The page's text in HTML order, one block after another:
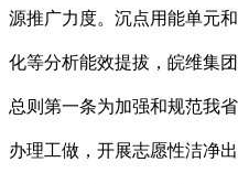
源推广力度。沉点用能单元
化等分析能效提拔，皖维集
总则第一条为加强和规范我
办理工做，开展志愿性洁净